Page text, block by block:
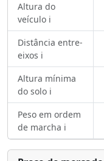
Altura do
veículo ℹ️
Distância entre-
eixos ℹ️
Altura mínima
do solo ℹ️
Peso em ordem
de marcha ℹ️